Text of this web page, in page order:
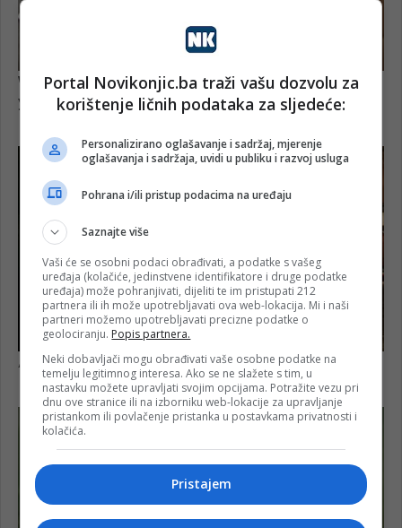
Portal Novikonjic.ba traži vašu dozvolu za
korištenje ličnih podataka za sljedeće:
Personalizirano oglašavanje i sadržaj, mjerenje
oglašavanja i sadržaja, uvidi u publiku i razvoj usluga
Pohrana i/ili pristup podacima na uređaju
Saznajte više
Vaši će se osobni podaci obrađivati, a podatke s vašeg
uređaja (kolačiće, jedinstvene identifikatore i druge podatke
uređaja) može pohranjivati, dijeliti te im pristupati 212
partnera ili ih može upotrebljavati ova web-lokacija. Mi i naši
partneri možemo upotrebljavati precizne podatke o
geolociranju. Popis partnera.
Neki dobavljači mogu obrađivati vaše osobne podatke na
temelju legitimnog interesa. Ako se ne slažete s tim, u
nastavku možete upravljati svojim opcijama. Potražite vezu pri
dnu ove stranice ili na izborniku web-lokacije za upravljanje
pristankom ili povlačenje pristanka u postavkama privatnosti i
kolačića.
Pristajem